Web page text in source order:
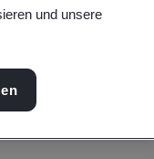
und unsere